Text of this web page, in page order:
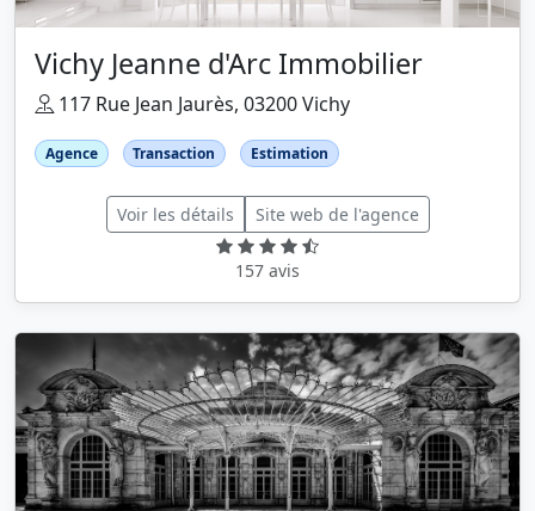
Vichy Jeanne d'Arc Immobilier
117 Rue Jean Jaurès, 03200 Vichy
Agence Transaction Estimation
Voir les détails Site web de l'agence
157 avis